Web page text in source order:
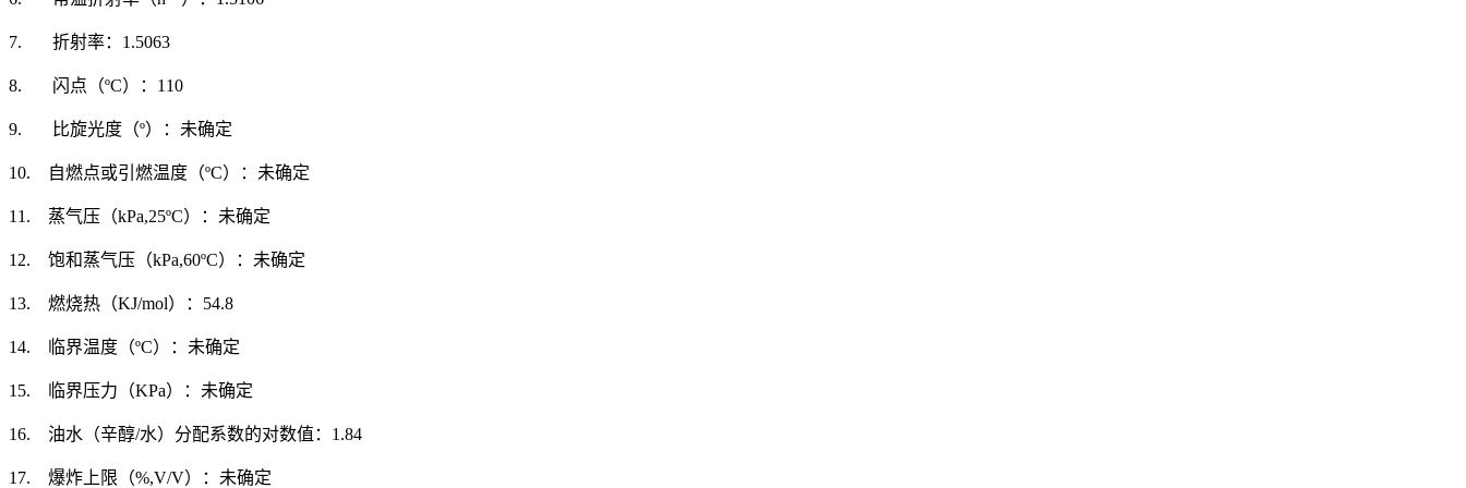
7. 折射率：1.5063
8. 闪点（ºC）：110
9. 比旋光度（º）：未确定
10. 自燃点或引燃温度（ºC）：未确定
11. 蒸气压（kPa,25ºC）：未确定
12. 饱和蒸气压（kPa,60ºC）：未确定
13. 燃烧热（KJ/mol）：54.8
14. 临界温度（ºC）：未确定
15. 临界压力（KPa）：未确定
16. 油水（辛醇/水）分配系数的对数值：1.84
17. 爆炸上限（%,V/V）：未确定